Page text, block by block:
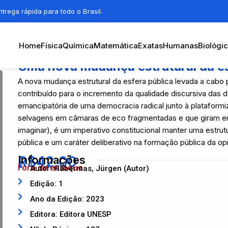
rápida para todo o Brasil.
HomeFísicaQuímicaMatemáticaExatasHumanas
Uma nova mudança estrutural da
A nova mudança estrutural da esfera pública levada a
contribuído para o incremento da qualidade discursiva das
emancipatória de uma democracia radical junto à
selvagens em câmaras de eco fragmentadas e que giram
imaginar), é um imperativo constitucional manter uma
pública e um caráter deliberativo na formação pública da
R$42,00
Fora de estoque
Informações
Autor: Habermas, Jürgen (Autor)
Edição: 1
Ano da Edição: 2023
Editora: Editora UNESP